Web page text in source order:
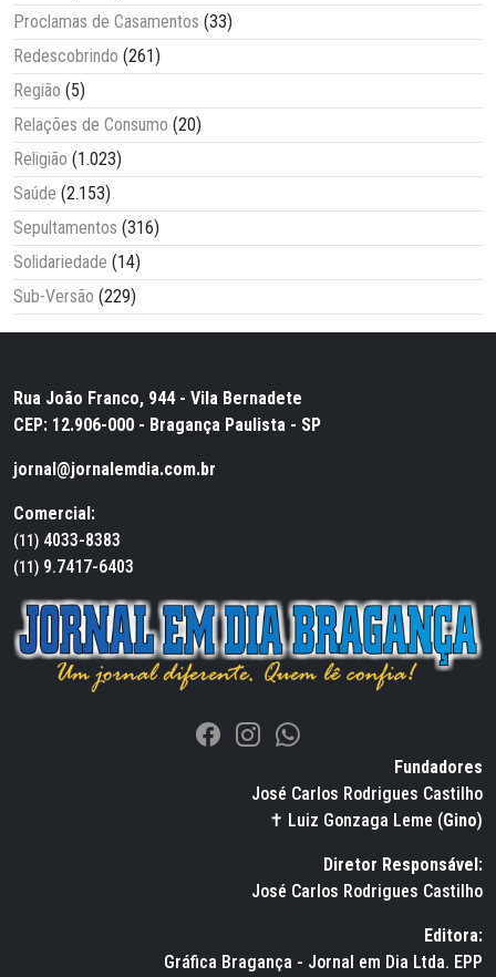
Proclamas de Casamentos (33)
Redescobrindo (261)
Região (5)
Relações de Consumo (20)
Religião (1.023)
Saúde (2.153)
Sepultamentos (316)
Solidariedade (14)
Sub-Versão (229)
Rua João Franco, 944 - Vila Bernadete
CEP: 12.906-000 - Bragança Paulista - SP
jornal@jornalemdia.com.br
Comercial:
(11) 4033-8383
(11) 9.7417-6403
Fundadores
José Carlos Rodrigues Castilho
✝ Luiz Gonzaga Leme (Gino)
Diretor Responsável:
José Carlos Rodrigues Castilho
Editora:
Gráfica Bragança - Jornal em Dia Ltda. EPP